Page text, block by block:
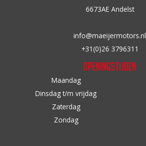
6673AE Andelst
info@maeijermotors.nl
+31(0)26 3796311
Openingstijden
Maandag
Dinsdag t/m vrijdag
Zaterdag
Zondag